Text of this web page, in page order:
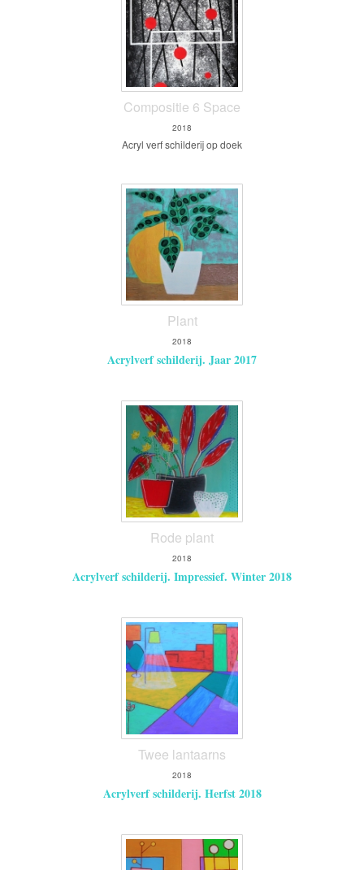
Compositie 6 Space
2018
Acryl verf schilderij op doek
Plant
2018
Acrylverf schilderij. Jaar 2017
Rode plant
2018
Acrylverf schilderij. Impressief. Winter 2018
Twee lantaarns
2018
Acrylverf schilderij. Herfst 2018